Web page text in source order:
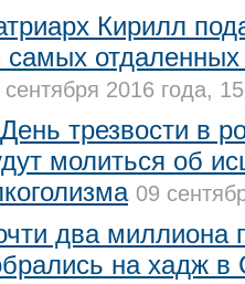
Кирилл
самых
сентября 2016 года,
трезвости в
молиться об
09
два миллиона
на хадж в